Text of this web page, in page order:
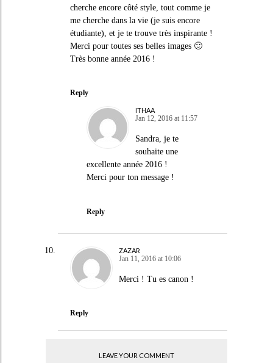
cherche encore côté style, tout comme je
me cherche dans la vie (je suis encore
étudiante), et je te trouve très inspirante !
Merci pour toutes ses belles images 🙂
Très bonne année 2016 !
Reply
ITHAA
Jan 12, 2016 at 11:57
Sandra, je te
souhaite une
excellente année 2016 !
Merci pour ton message !
Reply
ZAZAR
Jan 11, 2016 at 10:06
Merci ! Tu es canon !
Reply
LEAVE YOUR COMMENT